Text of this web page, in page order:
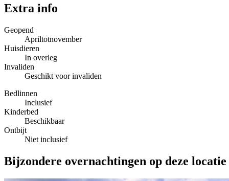
Extra info
Geopend
Apriltotnovember
Huisdieren
In overleg
Invaliden
Geschikt voor invaliden
Bedlinnen
Inclusief
Kinderbed
Beschikbaar
Ontbijt
Niet inclusief
Bijzondere overnachtingen op deze locatie